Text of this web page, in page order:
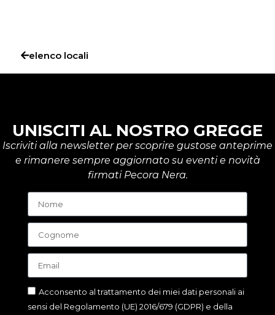
elenco locali
UNISCITI AL NOSTRO GREGGE
Iscriviti alla newsletter per scoprire gustose anteprime
e rimanere sempre aggiornato su eventi e novità
firmati Pecora Nera.
Acconsento al trattamento dei miei dati personali ai
sensi del Regolamento (UE) 2016/679 (GDPR) e della